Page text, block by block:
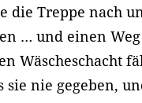
die Treppe nach
… und einen
Wäscheschacht
sie nie gegeben,